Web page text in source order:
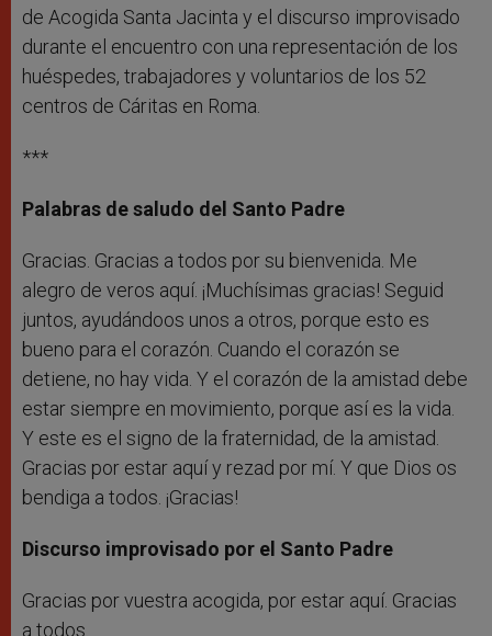
de Acogida Santa Jacinta y el discurso improvisado
durante el encuentro con una representación de los
huéspedes, trabajadores y voluntarios de los 52
centros de Cáritas en Roma.
***
Palabras de saludo del Santo Padre
Gracias. Gracias a todos por su bienvenida. Me
alegro de veros aquí. ¡Muchísimas gracias! Seguid
juntos, ayudándoos unos a otros, porque esto es
bueno para el corazón. Cuando el corazón se
detiene, no hay vida. Y el corazón de la amistad debe
estar siempre en movimiento, porque así es la vida.
Y este es el signo de la fraternidad, de la amistad.
Gracias por estar aquí y rezad por mí. Y que Dios os
bendiga a todos. ¡Gracias!
Discurso improvisado por el Santo Padre
Gracias por vuestra acogida, por estar aquí. Gracias
a todos.